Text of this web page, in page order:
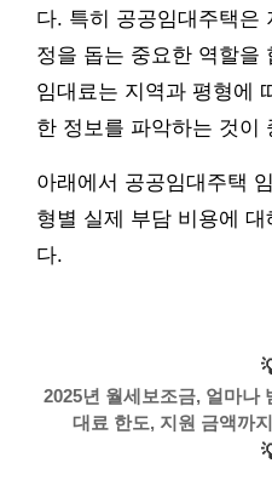
다. 특히 공공임대주택은
정을 돕는 중요한 역할을
임대료는 지역과 평형에
한 정보를 파악하는 것이
아래에서 공공임대주택
형별 실제 부담 비용에
다.
2025년 월세보조금, 얼마나
대료 한도, 지원 금액까